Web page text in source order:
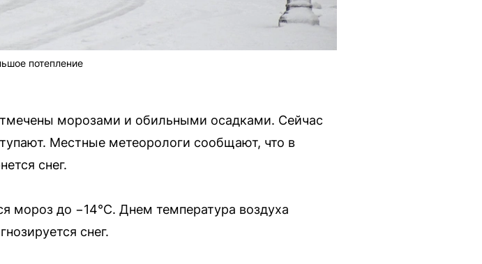
потепление
морозами и обильными осадками. Сейчас
Местные метеорологи сообщают, что в
снег.
мороз до −14°C. Днем температура воздуха
снег.